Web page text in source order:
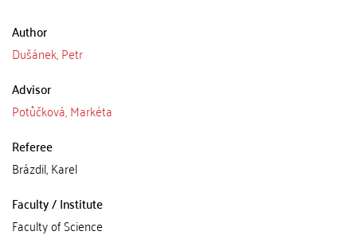
Author
Dušánek, Petr
Advisor
Potůčková, Markéta
Referee
Brázdil, Karel
Faculty / Institute
Faculty of Science